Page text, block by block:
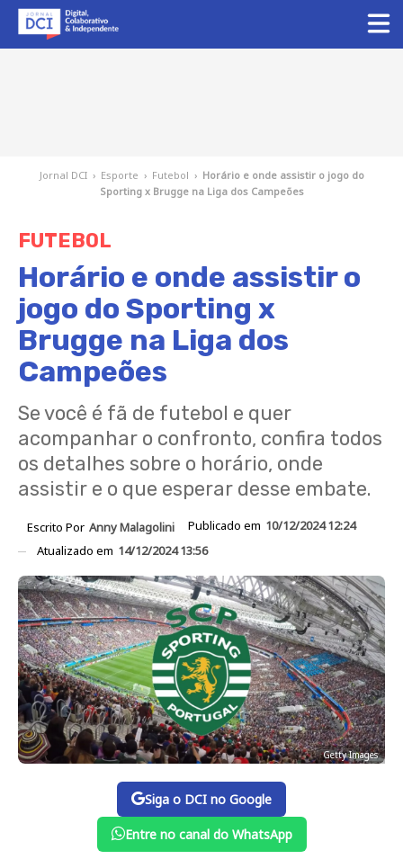
Jornal DCI › Esporte › Futebol › Horário e onde assistir o jogo do
Sporting x Brugge na Liga dos Campeões
FUTEBOL
Horário e onde assistir o
jogo do Sporting x
Brugge na Liga dos
Campeões
Se você é fã de futebol e quer
acompanhar o confronto, confira todos
os detalhes sobre o horário, onde
assistir e o que esperar desse embate.
Escrito Por Anny Malagolini Publicado em 10/12/2024 12:24
Atualizado em 14/12/2024 13:56
Getty Images
Siga o DCI no Google
Entre no canal do WhatsApp